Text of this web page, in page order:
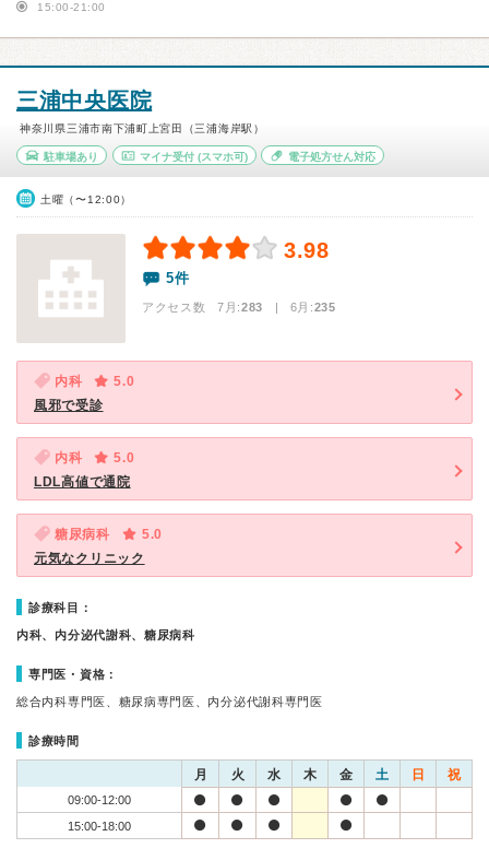
15:00-21:00
三浦中央医院
神奈川県三浦市南下浦町上宮田（三浦海岸駅）
駐車場あり マイナ受付(スマホ可) 電子処方せん対応
土曜（〜12:00）
3.98
5件
アクセス数 7月:283 | 6月:235
内科
5.0
風邪で受診
内科
5.0
LDL高値で通院
糖尿病科
5.0
元気なクリニック
診療科目：
内科、内分泌代謝科、糖尿病科
専門医・資格：
総合内科専門医、糖尿病専門医、内分泌代謝科専門医
診療時間
月 火 水 木 金 土 日 祝
09:00-12:00
15:00-18:00